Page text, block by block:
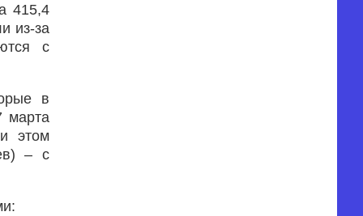
415,4
из-за
с
в
марта
этом
– с